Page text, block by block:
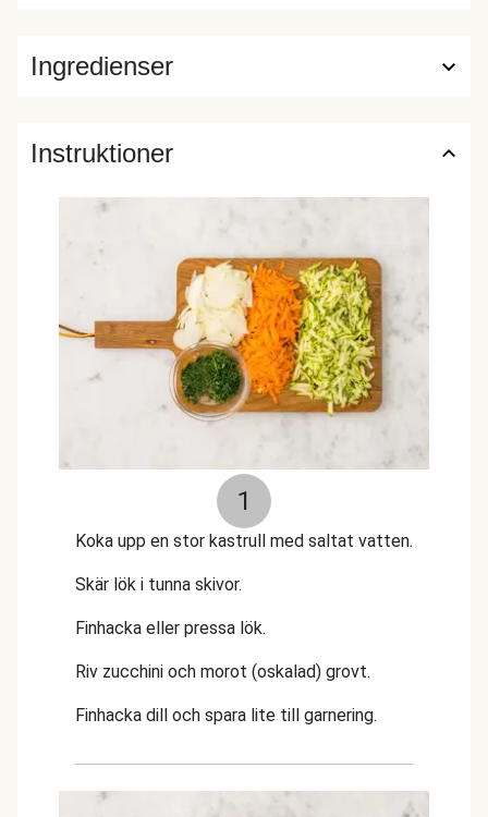
Ingredienser
Instruktioner
1
Koka upp en stor kastrull med saltat vatten.
Skär lök i tunna skivor.
Finhacka eller pressa lök.
Riv zucchini och morot (oskalad) grovt.
Finhacka dill och spara lite till garnering.